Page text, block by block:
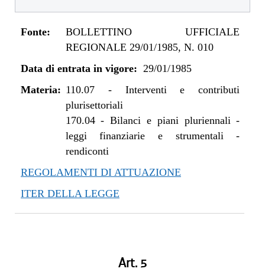
Fonte:
BOLLETTINO UFFICIALE
REGIONALE 29/01/1985, N. 010
Data di entrata in vigore: 29/01/1985
Materia: 110.07- Interventi e contributi
plurisettoriali
170.04-Bilanci e piani pluriennali -
leggi finanziarie e strumentali -
rendiconti
REGOLAMENTI DI ATTUAZIONE
ITER DELLA LEGGE
Art. 5